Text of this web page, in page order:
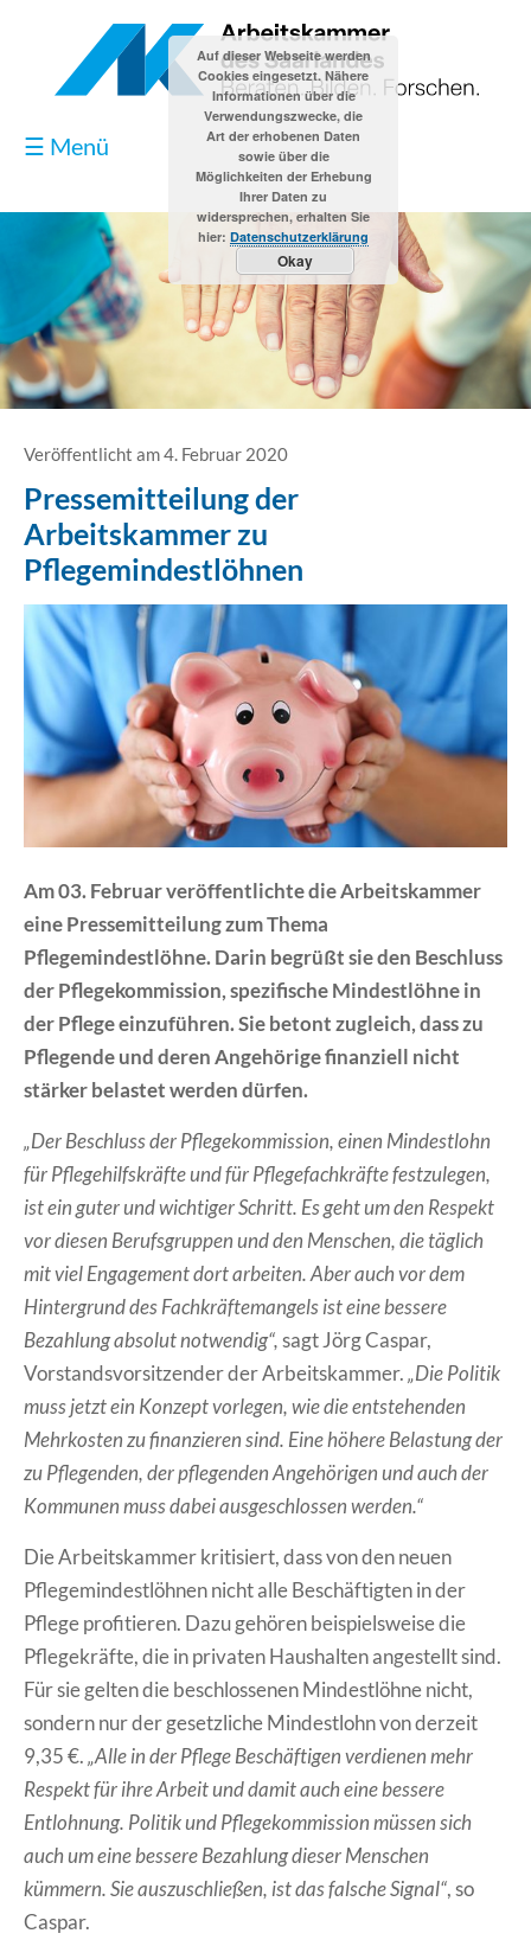
☰ Menü
Blog
Kontakt
Datenschutzerklärung
Erklärung Barrierefreiheit
Veröffentlicht am 4. Februar 2020
Pressemitteilung der
Arbeitskammer zu
Pflegemindestlöhnen
Am 03. Februar veröffentlichte die Arbeitskammer
eine Pressemitteilung zum Thema
Pflegemindestlöhne. Darin begrüßt sie den Beschluss
der Pflegekommission, spezifische Mindestlöhne in
der Pflege einzuführen. Sie betont zugleich, dass zu
Pflegende und deren Angehörige finanziell nicht
stärker belastet werden dürfen.
„Der Beschluss der Pflegekommission, einen Mindestlohn
für Pflegehilfskräfte und für Pflegefachkräfte festzulegen,
ist ein guter und wichtiger Schritt. Es geht um den Respekt
vor diesen Berufsgruppen und den Menschen, die täglich
mit viel Engagement dort arbeiten. Aber auch vor dem
Hintergrund des Fachkräftemangels ist eine bessere
Bezahlung absolut notwendig“,sagt Jörg Caspar,
Vorstandsvorsitzender der Arbeitskammer.„Die Politik
muss jetzt ein Konzept vorlegen, wie die entstehenden
Mehrkosten zu finanzieren sind. Eine höhere Belastung der
zu Pflegenden, der pflegenden Angehörigen und auch der
Kommunen muss dabei ausgeschlossen werden.“
Die Arbeitskammer kritisiert, dass von den neuen
Pflegemindestlöhnen nicht alle Beschäftigten in der
Pflege profitieren. Dazu gehören beispielsweise die
Pflegekräfte, die in privaten Haushalten angestellt sind.
Für sie gelten die beschlossenen Mindestlöhne nicht,
sondern nur der gesetzliche Mindestlohn von derzeit
9,35 €.„Alle in der Pflege Beschäftigen verdienen mehr
Respekt für ihre Arbeit und damit auch eine bessere
Entlohnung. Politik und Pflegekommission müssen sich
auch um eine bessere Bezahlung dieser Menschen
kümmern. Sie auszuschließen, ist das falsche Signal“, so
Caspar.
Auf dieser Webseite werden
Cookies eingesetzt. Nähere
Informationen über die
Verwendungszwecke, die
Art der erhobenen Daten
sowie über die
Möglichkeiten der Erhebung
Ihrer Daten zu
widersprechen, erhalten Sie
hier: Datenschutzerklärung
Okay